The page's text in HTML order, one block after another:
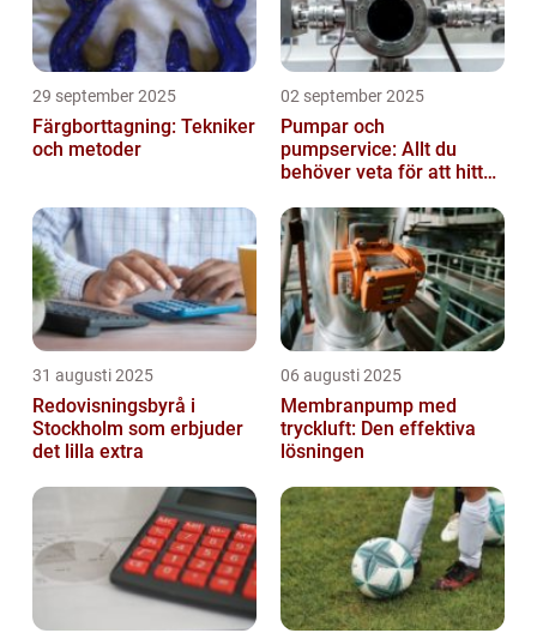
29 september 2025
Färgborttagning: Tekniker
och metoder
02 september 2025
Pumpar och
pumpservice: Allt du
behöver veta för att hitta
31 augusti 2025
Redovisningsbyrå i
Stockholm som erbjuder
det lilla extra
06 augusti 2025
Membranpump med
tryckluft: Den effektiva
lösningen